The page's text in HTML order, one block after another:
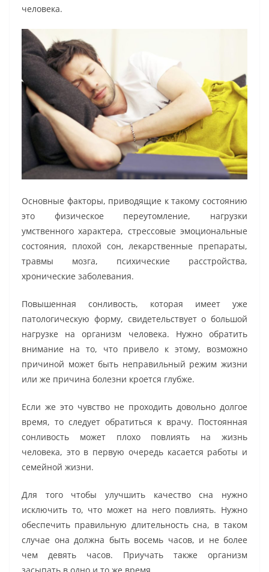
человека.
Основные факторы, приводящие к такому состоянию
это физическое переутомление, нагрузки
умственного характера, стрессовые эмоциональные
состояния, плохой сон, лекарственные препараты,
травмы мозга, психические расстройства,
хронические заболевания.
Повышенная сонливость, которая имеет уже
патологическую форму, свидетельствует о большой
нагрузке на организм человека. Нужно обратить
внимание на то, что привело к этому, возможно
причиной может быть неправильный режим жизни
или же причина болезни кроется глубже.
Если же это чувство не проходить довольно долгое
время, то следует обратиться к врачу. Постоянная
сонливость может плохо повлиять на жизнь
человека, это в первую очередь касается работы и
семейной жизни.
Для того чтобы улучшить качество сна нужно
исключить то, что может на него повлиять. Нужно
обеспечить правильную длительность сна, в таком
случае она должна быть восемь часов, и не более
чем девять часов. Приучать также организм